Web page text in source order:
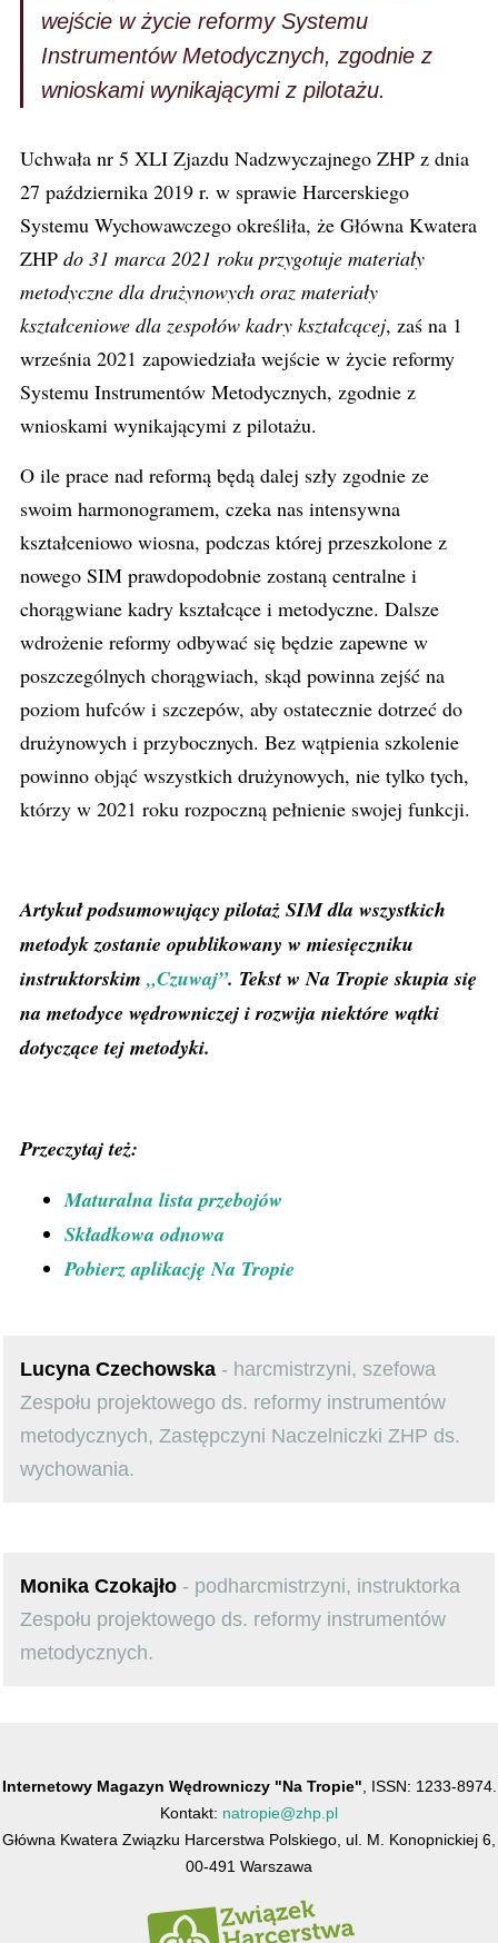
wejście w życie reformy Systemu
Instrumentów Metodycznych, zgodnie z
wnioskami wynikającymi z pilotażu.
Uchwała nr 5 XLI Zjazdu Nadzwyczajnego ZHP z dnia
27 października 2019 r. w sprawie Harcerskiego
Systemu Wychowawczego określiła, że Główna Kwatera
ZHP do 31 marca 2021 roku przygotuje materiały
metodyczne dla drużynowych oraz materiały
kształceniowe dla zespołów kadry kształcącej, zaś na 1
września 2021 zapowiedziała wejście w życie reformy
Systemu Instrumentów Metodycznych, zgodnie z
wnioskami wynikającymi z pilotażu.
O ile prace nad reformą będą dalej szły zgodnie ze
swoim harmonogramem, czeka nas intensywna
kształceniowo wiosna, podczas której przeszkolone z
nowego SIM prawdopodobnie zostaną centralne i
chorągwiane kadry kształcące i metodyczne. Dalsze
wdrożenie reformy odbywać się będzie zapewne w
poszczególnych chorągwiach, skąd powinna zejść na
poziom hufców i szczepów, aby ostatecznie dotrzeć do
drużynowych i przybocznych. Bez wątpienia szkolenie
powinno objąć wszystkich drużynowych, nie tylko tych,
którzy w 2021 roku rozpoczną pełnienie swojej funkcji.
Artykuł podsumowujący pilotaż SIM dla wszystkich
metodyk zostanie opublikowany w miesięczniku
instruktorskim „Czuwaj”. Tekst w Na Tropie skupia się
na metodyce wędrowniczej i rozwija niektóre wątki
dotyczące tej metodyki.
Przeczytaj też:
Maturalna lista przebojów
Składkowa odnowa
Pobierz aplikację Na Tropie
Lucyna Czechowska - harcmistrzyni, szefowa
Zespołu projektowego ds. reformy instrumentów
metodycznych, Zastępczyni Naczelniczki ZHP ds.
wychowania.
Monika Czokajło - podharcmistrzyni, instruktorka
Zespołu projektowego ds. reformy instrumentów
metodycznych.
Internetowy Magazyn Wędrowniczy "Na Tropie" , ISSN: 1233-8974.
Kontakt: natropie@zhp.pl
Główna Kwatera Związku Harcerstwa Polskiego, ul. M. Konopnickiej 6,
00-491 Warszawa